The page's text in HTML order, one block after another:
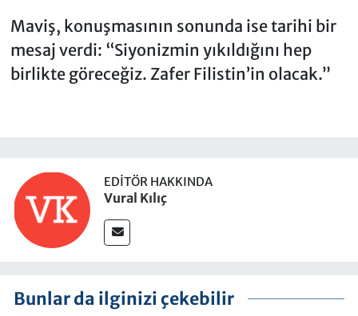
Maviş, konuşmasının sonunda ise tarihi bir
mesaj verdi: “Siyonizmin yıkıldığını hep
birlikte göreceğiz. Zafer Filistin’in olacak.”
EDITÖR HAKKINDA
Vural Kılıç
Bunlar da ilginizi çekebilir